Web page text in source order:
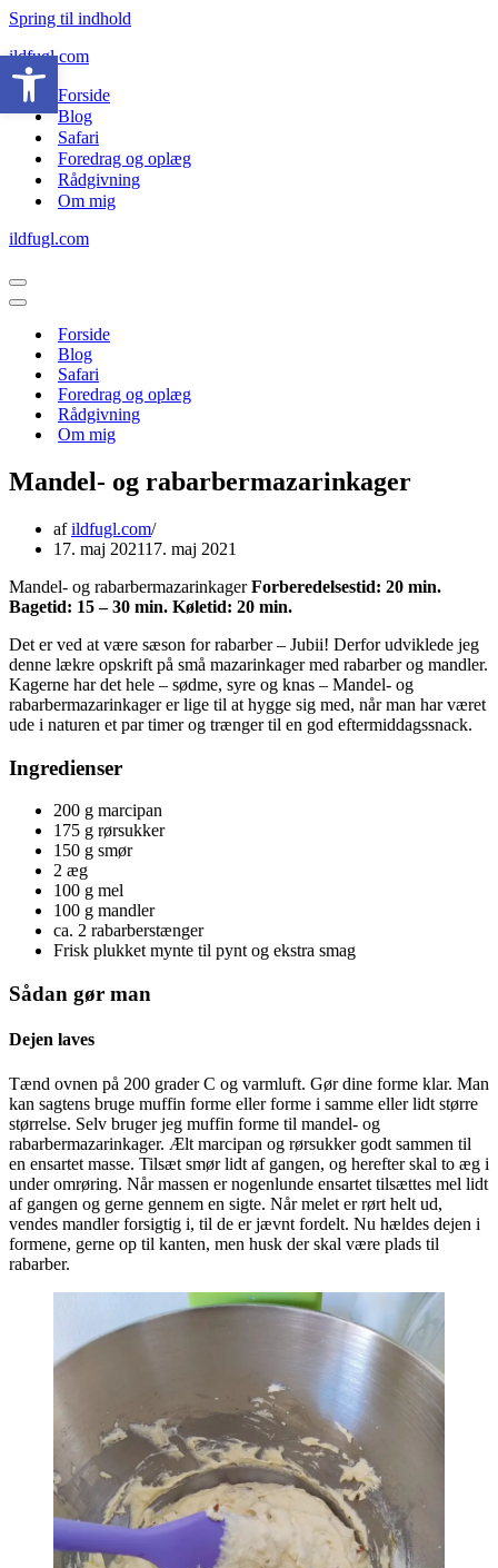
Spring til indhold
ildfugl.com
Forside
Blog
Safari
Foredrag og oplæg
Rådgivning
Om mig
ildfugl.com
Navigation
menu
Navigation
Forside
Blog
Safari
Foredrag og oplæg
Rådgivning
Om mig
Mandel- og rabarbermazarinkager
afildfugl.com
17. maj 202117. maj 2021
Mandel- og rabarbermazarinkagerForberedelsestid: 20 min.
Bagetid: 15 – 30 min. Køletid: 20 min.
Det er ved at være sæson for rabarber – Jubii! Derfor udviklede jeg
denne lækre opskrift på små mazarinkager med rabarber og mandler.
Kagerne har det hele – sødme, syre og knas – Mandel- og
rabarbermazarinkager er lige til at hygge sig med, når man har været
ude i naturen et par timer og trænger til en god eftermiddagssnack.
Ingredienser
200 g marcipan
175 g rørsukker
150 g smør
2 æg
100 g mel
100 g mandler
ca. 2 rabarberstænger
Frisk plukket mynte til pynt og ekstra smag
Sådan gør man
Dejen laves
Tænd ovnen på 200 grader C og varmluft. Gør dine forme klar. Man
kan sagtens bruge muffin forme eller forme i samme eller lidt større
størrelse. Selv bruger jeg muffin forme til mandel- og
rabarbermazarinkager. Ælt marcipan og rørsukker godt sammen til
en ensartet masse. Tilsæt smør lidt af gangen, og herefter skal to æg i
under omrøring. Når massen er nogenlunde ensartet tilsættes mel lidt
af gangen og gerne gennem en sigte. Når melet er rørt helt ud,
vendes mandler forsigtig i, til de er jævnt fordelt. Nu hældes dejen i
formene, gerne op til kanten, men husk der skal være plads til
rabarber.
Open toolbar